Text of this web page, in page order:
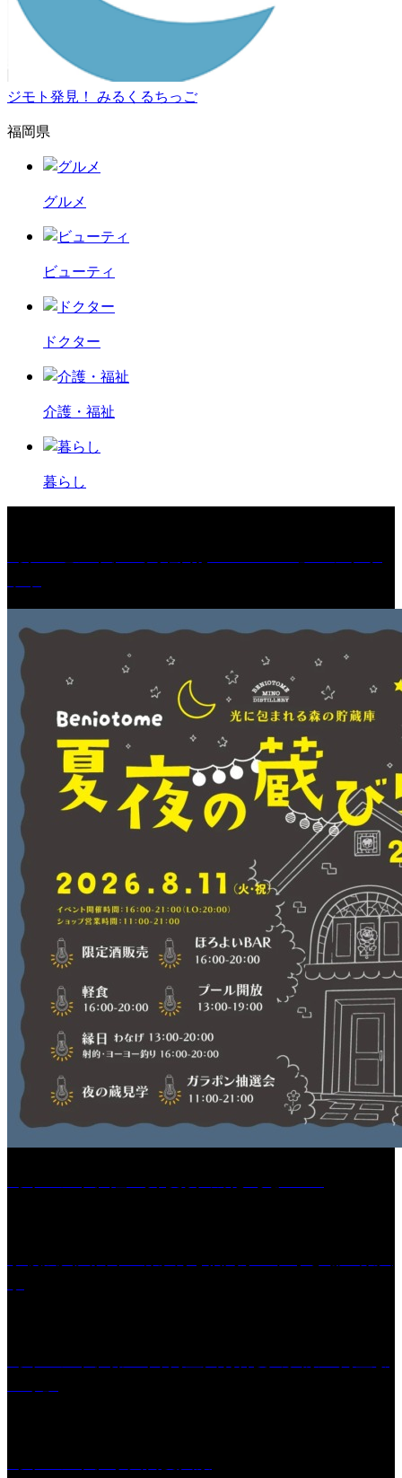
ジモト発見！ みるくるちっご
福岡県
グルメ
ビューティ
ドクター
介護・福祉
暮らし